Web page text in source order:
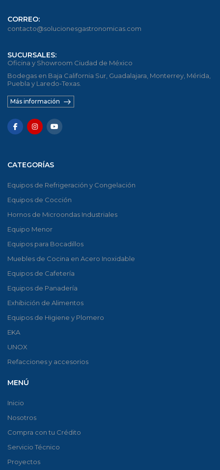
CORREO:
contacto@solucionesgastronomicas.com
SUCURSALES:
Oficina y Showroom Ciudad de México
Bodegas en Baja California Sur, Guadalajara, Monterrey, Mérida,
Puebla y Laredo-Texas.
Más información
CATEGORÍAS
Equipos de Refrigeración y Congelación
Equipos de Cocción
Hornos de Microondas Industriales
Equipo Menor
Equipos para Bocadillos
Muebles de Cocina en Acero Inoxidable
Equipos de Cafetería
Equipos de Panadería
Exhibición de Alimentos
Equipos de Higiene y Plomero
EKA
UNOX
Refacciones y accesorios
MENÚ
Inicio
Nosotros
Compra con tu Crédito
Servicio Técnico
Proyectos